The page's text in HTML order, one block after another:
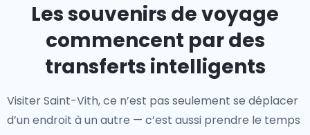
Les souvenirs de voyage
commencent par des
transferts intelligents
Visiter Saint-Vith, ce n’est pas seulement se déplacer
d’un endroit à un autre — c’est aussi prendre le temps